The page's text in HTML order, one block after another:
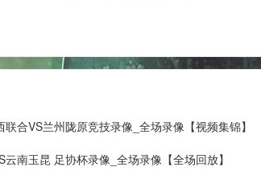
合VS兰州陇原竞技录像_全场录像【视频集锦】
南玉昆 足协杯录像_全场录像【全场回放】